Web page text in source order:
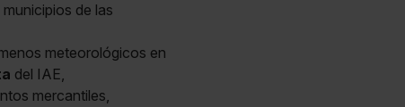
de las
meteorológicos en
del IAE,
mercantiles,